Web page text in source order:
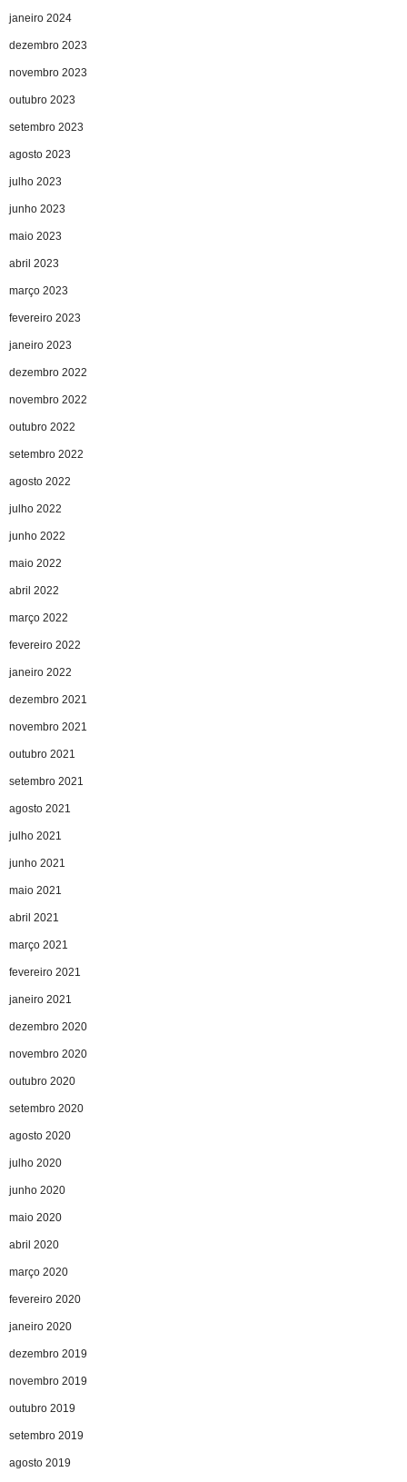
janeiro 2024
dezembro 2023
novembro 2023
outubro 2023
setembro 2023
agosto 2023
julho 2023
junho 2023
maio 2023
abril 2023
março 2023
fevereiro 2023
janeiro 2023
dezembro 2022
novembro 2022
outubro 2022
setembro 2022
agosto 2022
julho 2022
junho 2022
maio 2022
abril 2022
março 2022
fevereiro 2022
janeiro 2022
dezembro 2021
novembro 2021
outubro 2021
setembro 2021
agosto 2021
julho 2021
junho 2021
maio 2021
abril 2021
março 2021
fevereiro 2021
janeiro 2021
dezembro 2020
novembro 2020
outubro 2020
setembro 2020
agosto 2020
julho 2020
junho 2020
maio 2020
abril 2020
março 2020
fevereiro 2020
janeiro 2020
dezembro 2019
novembro 2019
outubro 2019
setembro 2019
agosto 2019